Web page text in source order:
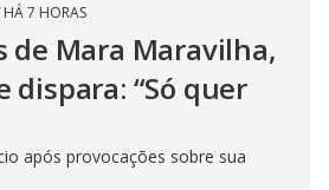
HÁ 7 HORAS
de Mara Maravilha,
dispara: “Só quer
após provocações sobre sua